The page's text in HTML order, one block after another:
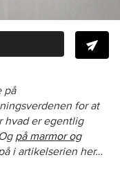
på
for at
hvad er egentlig
på marmor og
i artikelserien her…